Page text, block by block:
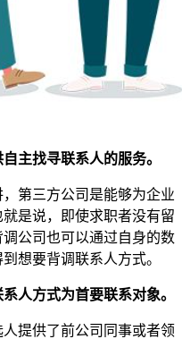
主找寻联系人的服务。
第三方公司是能够为企业
是说，即使求职者没有留
公司也可以通过自身的数
想要背调联系人方式。
人方式为首要联系对象。
提供了前公司同事或者领